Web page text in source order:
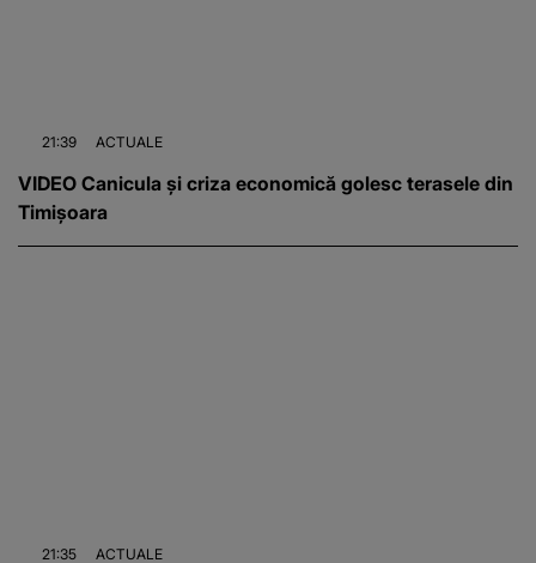
21:39 ACTUALE
VIDEO Canicula și criza economică golesc terasele din
Timișoara
21:35 ACTUALE